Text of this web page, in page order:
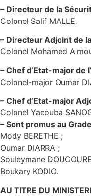
– Directeur de la
Colonel Salif MALLE.
– Directeur Adjoint de
Colonel Mohamed
– Chef d’Etat-major de
Colonel-major Oumar
– Chef d’Etat-major
Colonel Yacouba
– Sont promus au
Mody BERETHE ;
Oumar DIARRA ;
Souleymane
Boukary KODIO.
AU TITRE DU